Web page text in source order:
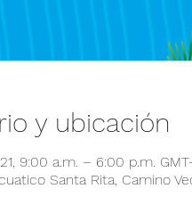
y ubicación
9:00 a.m. – 6:00 p.m.
Santa Rita, Camino